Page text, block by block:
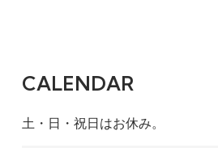
CALENDAR
土・日・祝日はお休み。